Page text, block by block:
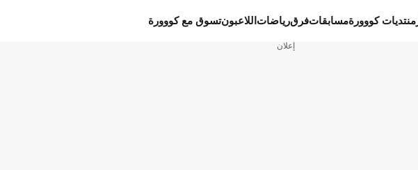
منتديات كووورةمسابقاتفرقرياضات اللاعبونتسوق مع كووورة
إعلان